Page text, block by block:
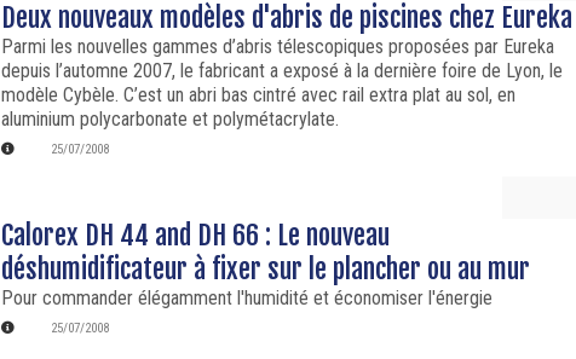
Deux nouveaux modèles d'abris de piscines chez Eureka
Parmi les nouvelles gammes d’abris télescopiques proposées par Eureka
depuis l’automne 2007, le fabricant a exposé à la dernière foire de Lyon, le
modèle Cybèle. C’est un abri bas cintré avec rail extra plat au sol, en
aluminium polycarbonate et polymétacrylate.
25/07/2008
Calorex DH 44 and DH 66 : Le nouveau
déshumidificateur à fixer sur le plancher ou au mur
Pour commander élégamment l'humidité et économiser l'énergie
25/07/2008